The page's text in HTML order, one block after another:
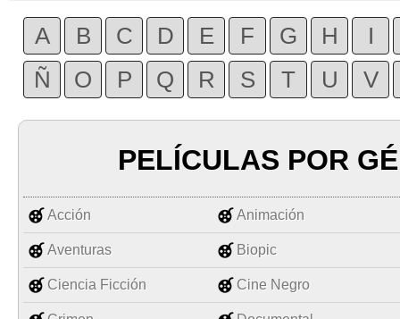
A B C D E F G H
I
Ñ
O P Q R S T U V
PELÍCULAS POR
Acción Animación
Aventuras Biopic
Ciencia Ficción Cine Negro